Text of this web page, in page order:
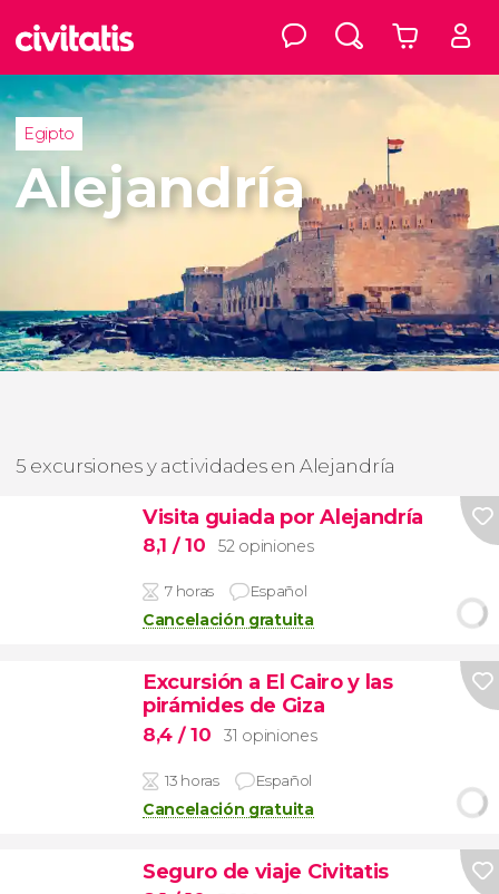
Egipto
Alejandría
5 excursiones y actividades en Alejandría
Visita guiada por Alejandría
8,1 / 10 52 opiniones
7 horas Español
Cancelación gratuita
Excursión a El Cairo y las
pirámides de Giza
8,4 / 10 31 opiniones
13 horas Español
Cancelación gratuita
Seguro de viaje Civitatis